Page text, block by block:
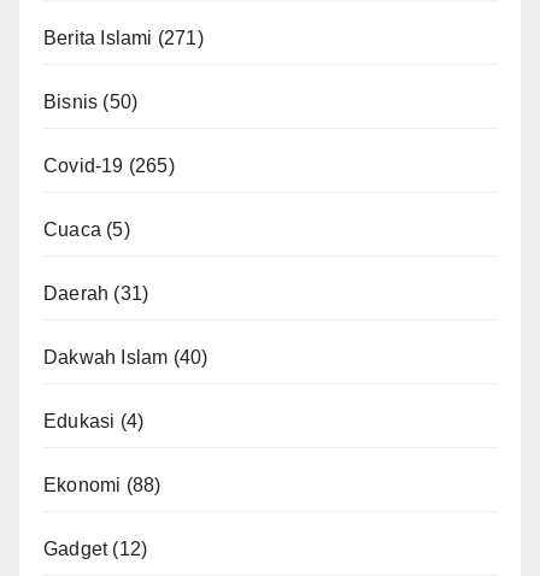
Berita Islami (271)
Bisnis (50)
Covid-19 (265)
Cuaca (5)
Daerah (31)
Dakwah Islam (40)
Edukasi (4)
Ekonomi (88)
Gadget(12)